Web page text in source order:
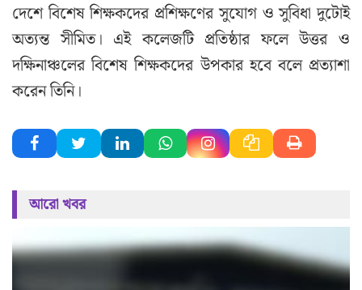
দেশে বিশেষ শিক্ষকদের প্রশিক্ষণের সুযোগ ও সুবিধা দুটোই
অত্যন্ত সীমিত। এই কলেজটি প্রতিষ্ঠার ফলে উত্তর ও
দক্ষিনাঞ্চলের বিশেষ শিক্ষকদের উপকার হবে বলে প্রত্যাশা
করেন তিনি।
আরো খবর